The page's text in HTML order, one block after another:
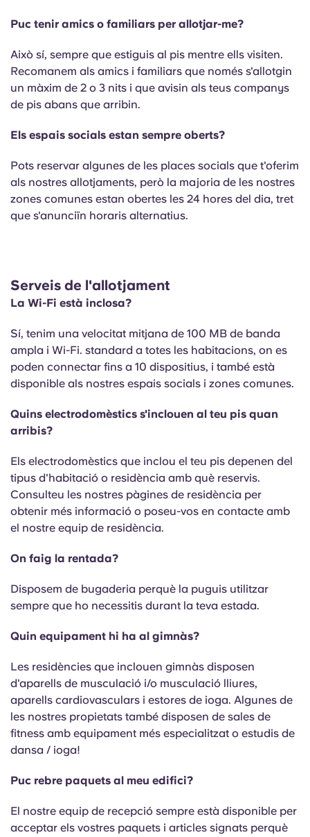
Puc tenir amics o familiars per allotjar-me?
Això sí, sempre que estiguis al pis mentre ells visiten.
Recomanem als amics i familiars que només s'allotgin
un màxim de 2 o 3 nits i que avisin als teus companys
de pis abans que arribin.
Els espais socials estan sempre oberts?
Pots reservar algunes de les places socials que t'oferim
als nostres allotjaments, però la majoria de les nostres
zones comunes estan obertes les 24 hores del dia, tret
que s'anunciïn horaris alternatius.
Serveis de l'allotjament
La Wi-Fi està inclosa?
Sí, tenim una velocitat mitjana de 100 MB de banda
ampla i Wi-Fi. standard a totes les habitacions, on es
poden connectar fins a 10 dispositius, i també està
disponible als nostres espais socials i zones comunes.
Quins electrodomèstics s'inclouen al teu pis quan
arribis?
Els electrodomèstics que inclou el teu pis depenen del
tipus d'habitació o residència amb què reservis.
Consulteu les nostres pàgines de residència per
obtenir més informació o poseu-vos en contacte amb
el nostre equip de residència.
On faig la rentada?
Disposem de bugaderia perquè la puguis utilitzar
sempre que ho necessitis durant la teva estada.
Quin equipament hi ha al gimnàs?
Les residències que inclouen gimnàs disposen
d'aparells de musculació i/o musculació lliures,
aparells cardiovasculars i estores de ioga. Algunes de
les nostres propietats també disposen de sales de
fitness amb equipament més especialitzat o estudis de
dansa / ioga!
Puc rebre paquets al meu edifici?
El nostre equip de recepció sempre està disponible per
acceptar els vostres paquets i articles signats perquè